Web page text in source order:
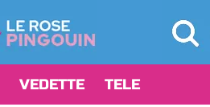
VEDETTE TELE